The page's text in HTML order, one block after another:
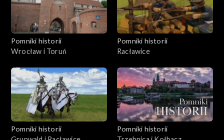
Pomniki historii
Wrocław i Toruń
Pomniki historii
Racławice
Pomniki historii
Pomniki historii